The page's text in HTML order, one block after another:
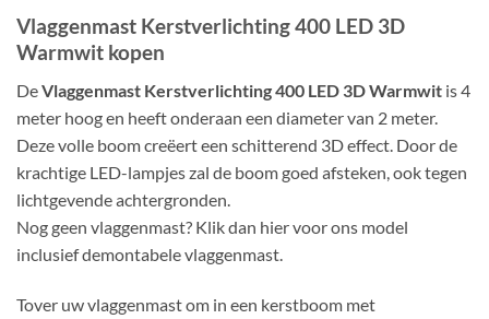
Vlaggenmast Kerstverlichting 400 LED 3D
Warmwit kopen
DeVlaggenmast Kerstverlichting 400 LED 3D Warmwit is 4
meter hoog en heeft onderaan een diameter van 2 meter.
Deze volle boom creëert een schitterend 3D effect. Door de
krachtige LED-lampjes zal de boom goed afsteken, ook tegen
lichtgevende achtergronden.
Nog geen vlaggenmast? Klik dan hier voor ons model
inclusief demontabele vlaggenmast.
Tover uw vlaggenmast om in een kerstboom met